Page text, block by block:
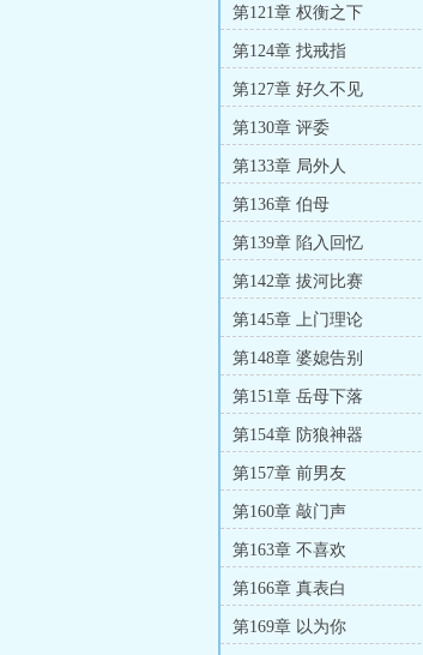
第121章 权衡之下
第124章 找戒指
第127章 好久不见
第130章 评委
第133章 局外人
第136章 伯母
第139章 陷入回忆
第142章 拔河比赛
第145章 上门理论
第148章 婆媳告别
第151章 岳母下落
第154章 防狼神器
第157章 前男友
第160章 敲门声
第163章 不喜欢
第166章 真表白
第169章 以为你